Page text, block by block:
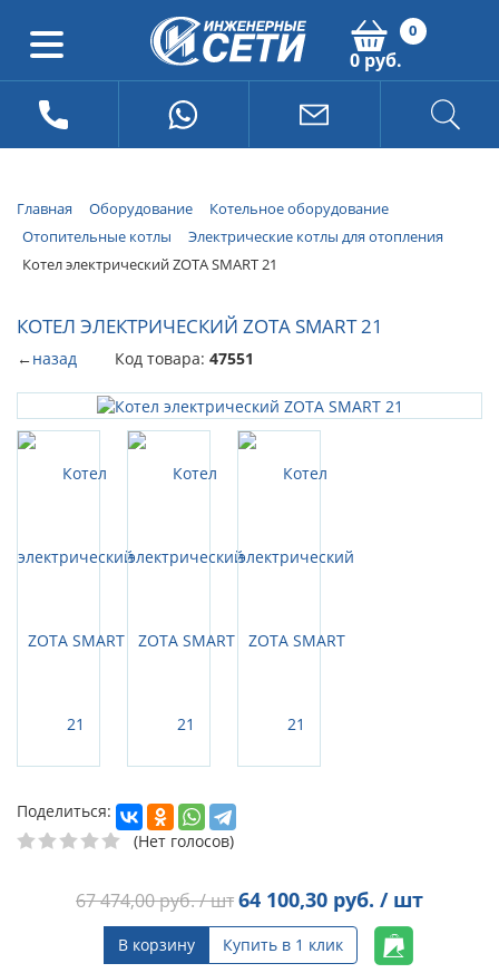
0
0 руб.
Главная Оборудование
Котельное оборудование
Отопительные котлы
Электрические котлы для отопления
Котел электрический ZOTA SMART 21
КОТЕЛ ЭЛЕКТРИЧЕСКИЙ ZOTA SMART 21
←назад Код товара: 47551
Поделиться:
(Нет голосов)
67 474,00руб. / шт64 100,30 руб. / шт
В корзину Купить в 1 клик